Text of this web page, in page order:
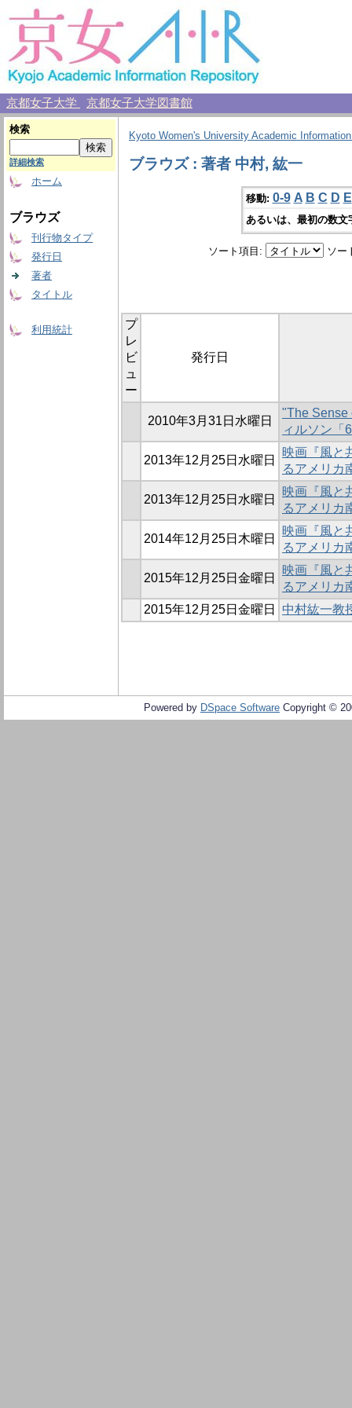
京都女子大学 京都女子大学図書館
検索
詳細検索
ホーム
ブラウズ
刊行物タイプ
発行日
著者
タイトル
利用統計
Kyoto Women's University Academic
ブラウズ : 著者 中村, 紘一
移動: 0-9 A B C D E
あるいは、最初の数
ソート項目: ソー
プ
レ
ビ
ュ
ー
発行日
2010年3月31日水曜日
"The Sense
ィルソン「
2013年12月25日水曜日
映画『風と
るアメリカ
2013年12月25日水曜日
映画『風と
るアメリカ
2014年12月25日木曜日
映画『風と
るアメリカ
2015年12月25日金曜日
映画『風と
るアメリカ
2015年12月25日金曜日
中村紘一
Powered by DSpace Software Copyright ©